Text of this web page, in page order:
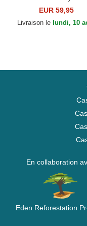
EUR 59,95
Livraison le lundi, 10
En collaboration
Eden Reforestation